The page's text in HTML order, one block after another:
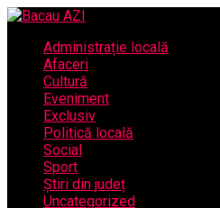
Administrație locală
Afaceri
Cultură
Eveniment
Exclusiv
Politică locală
Social
Sport
Știri din județ
Uncategorized